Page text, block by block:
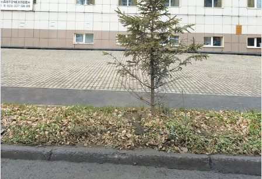
вышли на свободу.
Гудрун решив якобы заняться дизайном, поступила
учиться в некий христианский приют, где на самом
деле помогала готовить поддельные документы для
эсэсовцев, скрывавшихся от тогда еще возможного
возмездия.
В 1952 году вместе со своей волевой матерью
девушка перебралась в родной Мюнхен, где
трудилась белошвейкой, секретаршей, бухгалтером.
Чем она занималась на самом деле остается только
догадываться, одно можно сказать точно, в 1961 году